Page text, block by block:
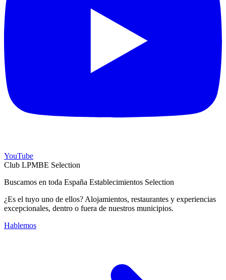
YouTube
Club LPMBE Selection
Buscamos en toda España Establecimientos Selection
¿Es el tuyo uno de ellos? Alojamientos, restaurantes y experiencias
excepcionales, dentro o fuera de nuestros municipios.
Hablemos